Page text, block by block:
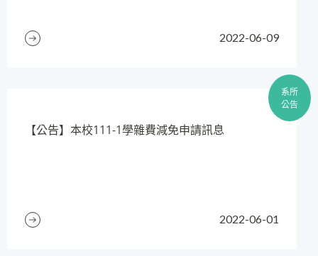
2022-06-09
系所
公告
2022-06-01
【公告】本校111-1學雜費減免申請訊息